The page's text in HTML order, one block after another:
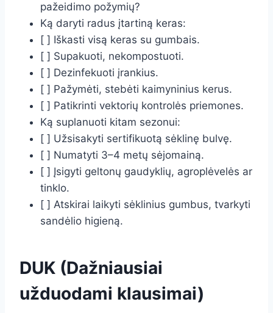
pažeidimo požymių?
Ką daryti radus įtartiną keras:
[ ] Iškasti visą keras su gumbais.
[ ] Supakuoti, nekompostuoti.
[ ] Dezinfekuoti įrankius.
[ ] Pažymėti, stebėti kaimyninius kerus.
[ ] Patikrinti vektorių kontrolės priemones.
Ką suplanuoti kitam sezonui:
[ ] Užsisakyti sertifikuotą sėklinę bulvę.
[ ] Numatyti 3–4 metų sėjomainą.
[ ] Įsigyti geltonų gaudyklių, agroplėvelės ar
tinklo.
[ ] Atskirai laikyti sėklinius gumbus, tvarkyti
sandėlio higieną.
DUK (Dažniausiai
užduodami klausimai)